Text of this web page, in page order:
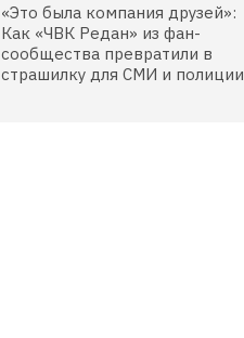
«Это была компания друзей»:
Как «ЧВК Редан» из фан-
сообщества превратили в
страшилку для СМИ и полиции